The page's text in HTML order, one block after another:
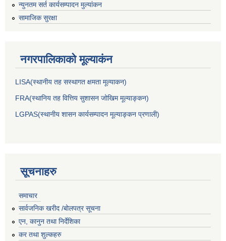
न्युनतम सर्त कार्यसम्पादन मुल्यांकन
सामाजिक सुरक्षा
नगरपालिकाकाे मूल्याकंन
LISA(स्थानीय तह सस्थागत क्षमता मूल्याक‌न)
FRA(स्थानिय तह वित्तिय सुशासन जोखिम मूल्याङ्कन)
LGPAS(स्थानीय शासन कार्यसम्पादन मूल्याङ्कन प्रणाली)
सूचनाहरु
समाचार
सार्वजनिक खरीद /बोलपत्र सूचना
एन, कानुन तथा निर्देशिका
कर तथा शुल्कहरु